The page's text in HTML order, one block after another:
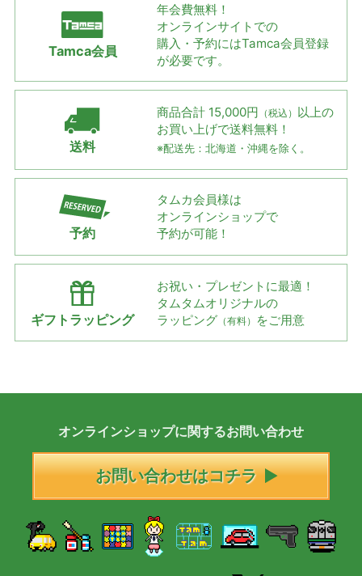
Tamca会員
年会費無料！
オンラインサイトでの
購入・予約にはTamca会員登録
が必要です。
送料
商品合計 15,000円 （税込） 以上の
お買い上げで送料無料！
※配送先：北海道・沖縄を除く。
予約
タムカ会員様は
オンラインショップで
予約が可能！
ギフトラッピング
お祝い・プレゼントに最適！
タムタムオリジナルの
ラッピング （有料） をご用意
オンラインショップに関するお問い合わせ
お問い合わせはコチラ